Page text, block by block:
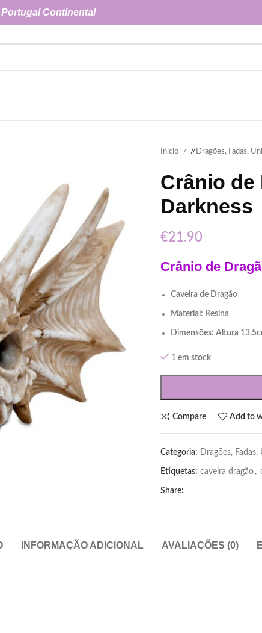
Continental
Início / Dragões, Fadas,
Crânio de
Darkness
€21.90
Crânio de
Caveira de Dragão
Material: Resina
Dimensões: Altura
1 em stock
Compare Add to
Categoria: Dragões,
Etiquetas: caveira dragão ,
Share:
INFORMAÇÃO ADICIONAL AVALIAÇÕES (0)